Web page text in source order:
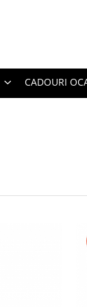
CADOURI